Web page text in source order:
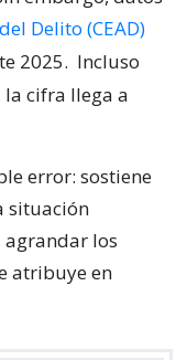
Delito (CEAD)
2025. Incluso
cifra llega a
error: sostiene
situación
agrandar los
atribuye en